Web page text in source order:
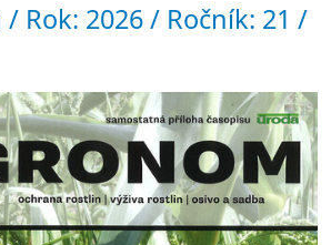
Rok: 2026 / Ročník: 21 /